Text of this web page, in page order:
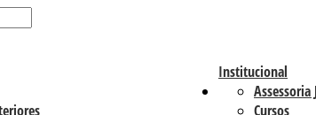
Institucional
Assessoria
Cursos